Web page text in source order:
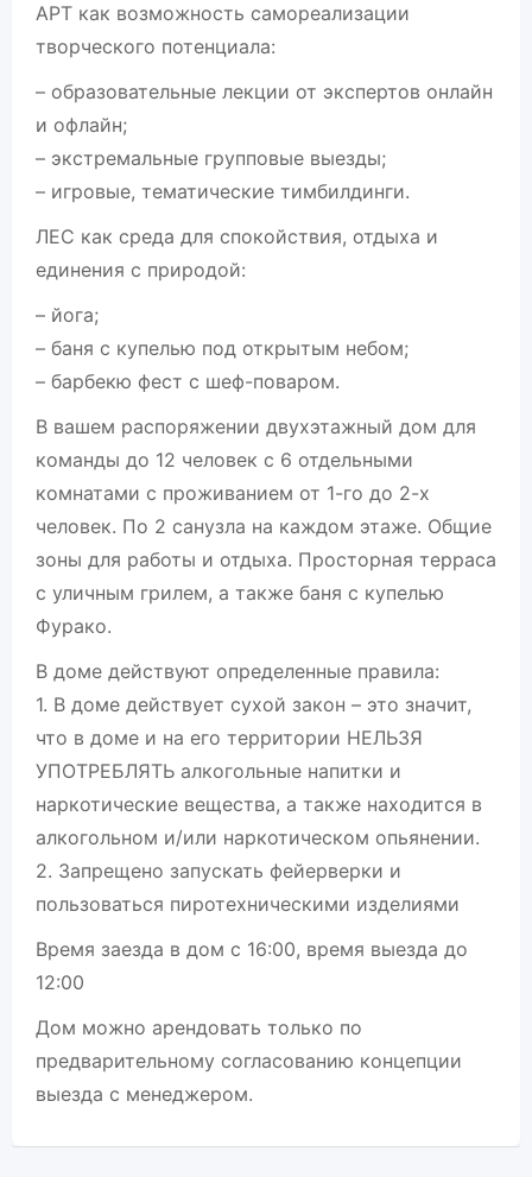
АРТ как возможность самореализации
творческого потенциала:
– образовательные лекции от экспертов онлайн
и офлайн;
– экстремальные групповые выезды;
– игровые, тематические тимбилдинги.
ЛЕС как среда для спокойствия, отдыха и
единения с природой:
– йога;
– баня с купелью под открытым небом;
– барбекю фест с шеф-поваром.
В вашем распоряжении двухэтажный дом для
команды до 12 человек с 6 отдельными
комнатами с проживанием от 1-го до 2-х
человек. По 2 санузла на каждом этаже. Общие
зоны для работы и отдыха. Просторная терраса
с уличным грилем, а также баня с купелью
Фурако.
В доме действуют определенные правила:
1. В доме действует сухой закон – это значит,
что в доме и на его территории НЕЛЬЗЯ
УПОТРЕБЛЯТЬ алкогольные напитки и
наркотические вещества, а также находится в
алкогольном и/или наркотическом опьянении.
2. Запрещено запускать фейерверки и
пользоваться пиротехническими изделиями
Время заезда в дом с 16:00, время выезда до
12:00
Дом можно арендовать только по
предварительному согласованию концепции
выезда с менеджером.